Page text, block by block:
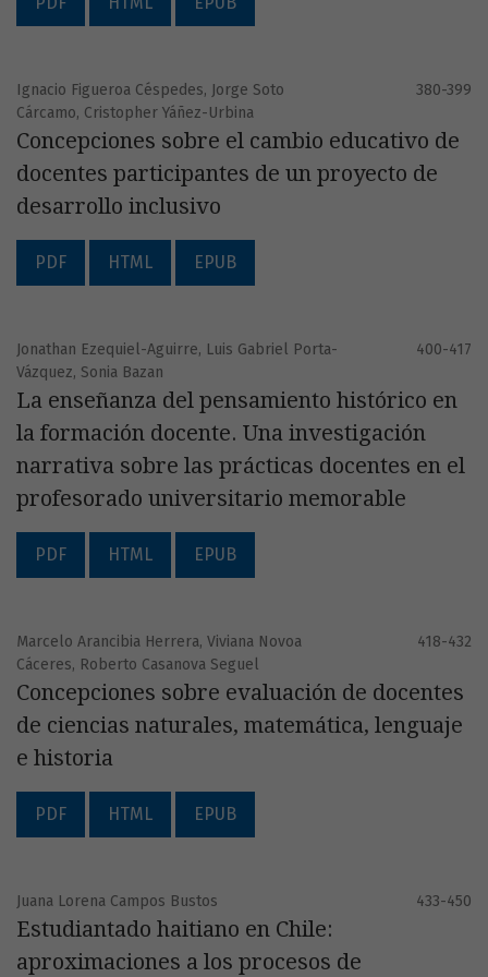
Ignacio Figueroa Céspedes, Jorge Soto
Cárcamo, Cristopher Yáñez-Urbina
380-399
Concepciones sobre el cambio educativo de
docentes participantes de un proyecto de
desarrollo inclusivo
PDF HTML EPUB
Jonathan Ezequiel-Aguirre, Luis Gabriel Porta-
Vázquez, Sonia Bazan
400-417
La enseñanza del pensamiento histórico en
la formación docente. Una investigación
narrativa sobre las prácticas docentes en el
profesorado universitario memorable
PDF HTML EPUB
Marcelo Arancibia Herrera, Viviana Novoa
Cáceres, Roberto Casanova Seguel
418-432
Concepciones sobre evaluación de docentes
de ciencias naturales, matemática, lenguaje
e historia
PDF HTML EPUB
Juana Lorena Campos Bustos 433-450
Estudiantado haitiano en Chile:
aproximaciones a los procesos de